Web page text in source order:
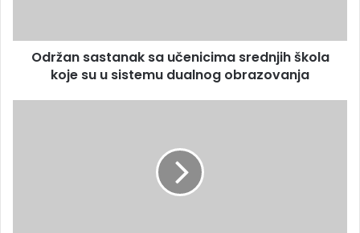
Održan sastanak sa učenicima srednjih škola
koje su u sistemu dualnog obrazovanja